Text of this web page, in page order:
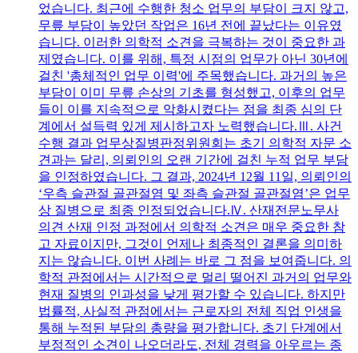
었습니다. 최근에 수행한 청소 업무의 부담이 크지 않고,
무릎 부담이 높았던 작업은 16년 전에 끝났다는 이유였
습니다. 이러한 의학적 소견을 극복하는 것이 중요한 과
제였습니다. 이를 위해, 특정 시점의 업무가 아닌 30년에
걸친 '총체적인 업무 이력'에 주목했습니다. 과거의 높은
부담이 이미 무릎 손상의 기초를 형성했고, 이후의 업무
들이 이를 지속적으로 악화시켰다는 점을 최종 심의 단
계에서 설득력 있게 제시하고자 노력했습니다.Ⅲ. 사건
수행 결과 업무상질병판정위원회는 초기 의학적 자문 소
견과는 달리, 의뢰인의 오랜 기간에 걸친 누적 업무 부담
을 인정하였습니다. 그 결과, 2024년 12월 11일, 의뢰인의
‘우측 슬관절 골관절염 및 좌측 슬관절 골관절염’은 업무
상 질병으로 최종 인정되었습니다.Ⅳ. 산재전문노무사
의견 산재 인정 과정에서 의학적 소견은 매우 중요한 참
고 자료이지만, 그것이 언제나 최종적인 결론을 의미하
지는 않습니다. 이번 사례는 바로 그 점을 보여줍니다. 의
학적 관점에서는 시간적으로 멀리 떨어진 과거의 업무와
현재 질병의 인과성을 낮게 평가할 수 있습니다. 하지만
법률적, 사실적 관점에서는 근로자의 전체 직업 인생을
통해 누적된 부담의 총량을 평가합니다. 초기 단계에서
부정적인 소견이 나오더라도, 전체 경력을 아우르는 종